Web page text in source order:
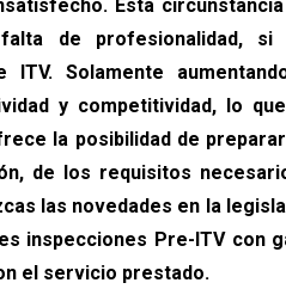
Esta
de profesionalidad,
Solamente
y competitividad, lo
la posibilidad de
de los requisitos
las novedades en la
inspecciones Pre-ITV con
el servicio prestado.